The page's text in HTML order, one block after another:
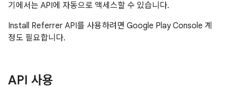
기에서는 API에 자동으로 액세스할 수 있습니다.
Install Referrer API를 사용하려면 Google Play Console 계
정도 필요합니다.
API 사용